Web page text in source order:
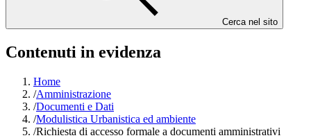
Cerca nel sito
Contenuti in evidenza
Home
/Amministrazione
/Documenti e Dati
/Modulistica Urbanistica ed ambiente
/Richiesta di accesso formale a documenti amministrativi